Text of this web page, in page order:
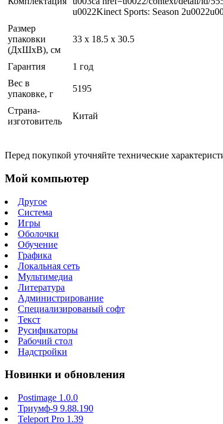
u0022Kinect Sports: Season
Размер
упаковки
(ДхШхВ), см
33 x 18.5 x 30.5
Гарантия
1 год
Вес в
упаковке, г
5195
Страна-
изготовитель
Китай
Перед покупкой уточняйте технические
Мой компьютер
Другое
Система
Игры
Оболочки
Обучение
Графика
Локальная сеть
Мультимедиа
Литература
Администрирование
Специализированый софт
Текст
Русификаторы
Рабочий стол
Надстройки
Новинки и обновления
Postimage 1.0.0
Триумф-9 9.88.190
Teleport Pro 1.39